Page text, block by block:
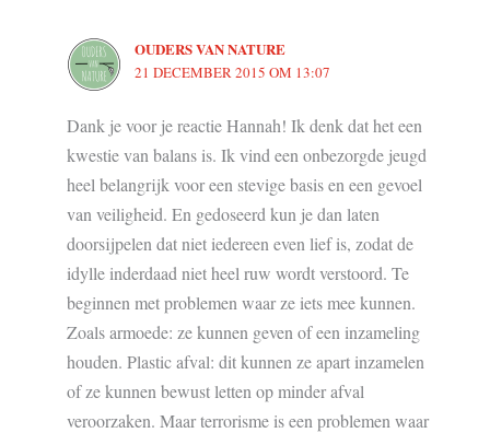
OUDERS VAN NATURE
21 DECEMBER 2015 OM 13:07
Dank je voor je reactie Hannah! Ik denk dat het een
kwestie van balans is. Ik vind een onbezorgde jeugd
heel belangrijk voor een stevige basis en een gevoel
van veiligheid. En gedoseerd kun je dan laten
doorsijpelen dat niet iedereen even lief is, zodat de
idylle inderdaad niet heel ruw wordt verstoord. Te
beginnen met problemen waar ze iets mee kunnen.
Zoals armoede: ze kunnen geven of een inzameling
houden. Plastic afval: dit kunnen ze apart inzamelen
of ze kunnen bewust letten op minder afval
veroorzaken. Maar terrorisme is een problemen waar